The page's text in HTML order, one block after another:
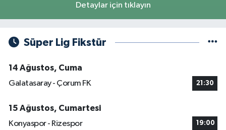
Detaylar için tıklayın
Süper Lig Fikstür
14 Ağustos, Cuma
Galatasaray - Çorum FK
21:30
15 Ağustos, Cumartesi
Konyaspor - Rizespor
19:00